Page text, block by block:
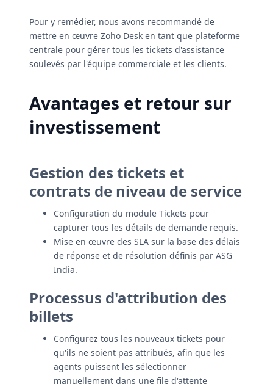
Pour y remédier, nous avons recommandé de
mettre en œuvre Zoho Desk en tant que plateforme
centrale pour gérer tous les tickets d'assistance
soulevés par l'équipe commerciale et les clients.
Avantages et retour sur
investissement
Gestion des tickets et
contrats de niveau de service
Configuration du module Tickets pour
capturer tous les détails de demande requis.
Mise en œuvre des SLA sur la base des délais
de réponse et de résolution définis par ASG
India.
Processus d'attribution des
billets
Configurez tous les nouveaux tickets pour
qu'ils ne soient pas attribués, afin que les
agents puissent les sélectionner
manuellement dans une file d'attente